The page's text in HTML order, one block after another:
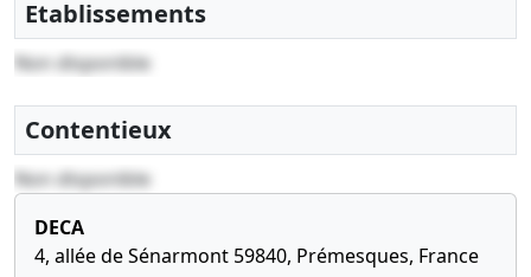
28-05-1999 Acte sous seing privé
Constitution
Etablissements
Non disponible
Contentieux
Non disponible
DECA
4, allée de Sénarmont 59840, Prémesques, France